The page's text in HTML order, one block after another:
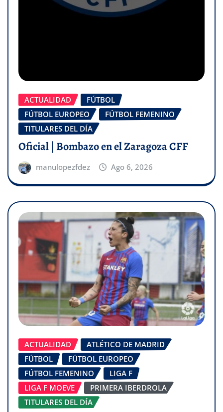
ACTUALIDAD
FÚTBOL
FÚTBOL EUROPEO
FÚTBOL FEMENINO
TITULARES DEL DÍA
Oficial | Bombazo en el Zaragoza CFF
manulopezfdez Ago 6, 2026
ACTUALIDAD
ATLÉTICO DE MADRID
FÚTBOL
FÚTBOL EUROPEO
FÚTBOL FEMENINO
LIGA F
LIGA F MOEVE
PRIMERA IBERDROLA
TITULARES DEL DÍA